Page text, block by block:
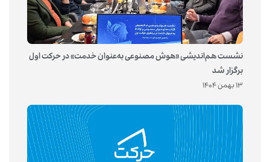
نشست هم‌اندیشی «هوش مصنوعی به‌عنوان خدمت» در حرکت اول
برگزار شد
13 بهمن 1404